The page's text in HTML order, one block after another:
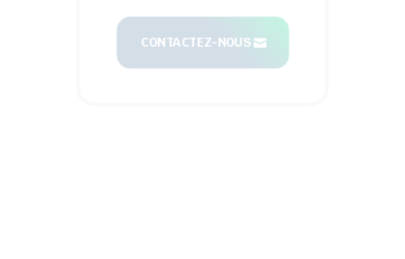
CONTACTEZ-NOUS